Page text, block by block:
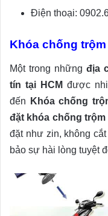
Điện thoại:
Khóa chống
Một trong những địa
tín tại HCM được
đến
Khóa chống
đặt khóa chống
đặt như zin, không
bảo sự hài lòng tuyệt